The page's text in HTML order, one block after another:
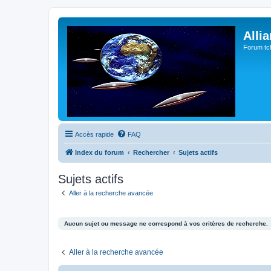
Forum
Accès rapide FAQ
Index du forum Rechercher Sujets actifs
Sujets actifs
Aller à la recherche avancée
Aucun sujet ou message ne correspond à vos critères de recherche.
Aller à la recherche avancée